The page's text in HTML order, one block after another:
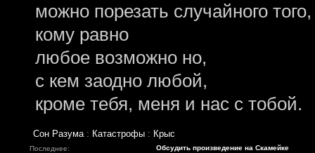
можно порезать случайного того,
кому равно
любое возможно но,
с кем заодно любой,
кроме тебя, меня и нас с тобой.
Сон Разума: Катастрофы: Крыс
Последнее: Обсудить произведение на Скамейке